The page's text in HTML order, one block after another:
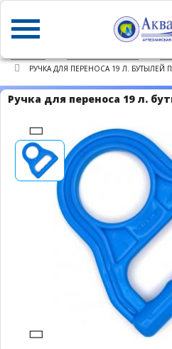
РУЧКА ДЛЯ ПЕРЕНОСА 19 Л. БУТЫЛЕЙ
Ручка для переноса 19 л.